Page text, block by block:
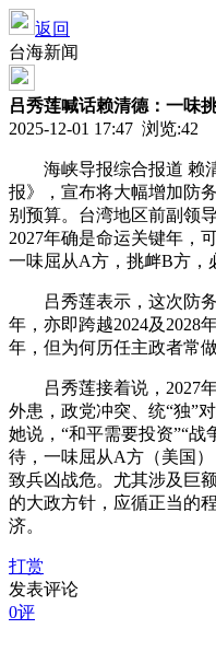
返回
台海新闻
吕秀莲喊话赖清德：一味
2025-12-01 17:47 浏览:42
海峡导报综合报道 赖清
报》，宣布将大幅增加防
别预算。台湾地区前副领
2027年确是命运关键年，
一味屈从A方，挑衅B方，
吕秀莲表示，这次防务
年，亦即跨越2024及2028
年，但为何历任主政者常
吕秀莲接着说，2027年
外患，政党冲突、统“独”
她说，“和平需要投资”“战
待，一味屈从A方（美国
致兵凶战危。尤其涉及巨
的大政方针，应循正当的
济。
打赏
发表评论
0评